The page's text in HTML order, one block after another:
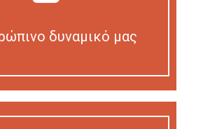
δυναμικό μας